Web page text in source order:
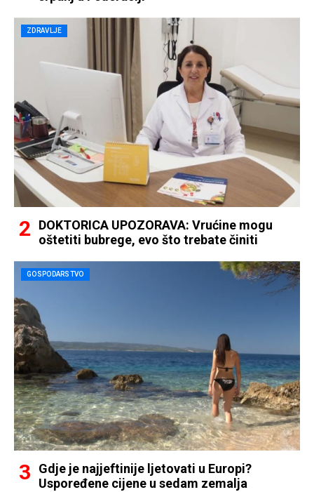
ZDRAVLJE
DOKTORICA UPOZORAVA: Vrućine mogu
oštetiti bubrege, evo što trebate činiti
GOSPODARSTVO
Gdje je najjeftinije ljetovati u Europi?
Uspoređene cijene u sedam zemalja